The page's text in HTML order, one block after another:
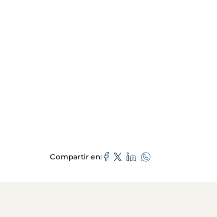
Compartir en